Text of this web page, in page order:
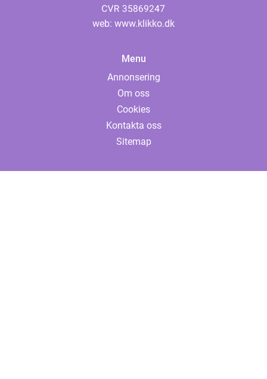
web: www.klikko.dk
Menu
Annonsering
Om oss
Cookies
Kontakta oss
Sitemap